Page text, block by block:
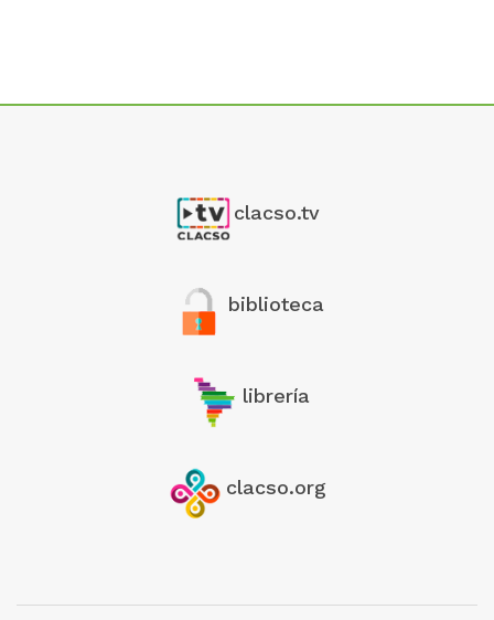
clacso.tv
biblioteca
librería
clacso.org